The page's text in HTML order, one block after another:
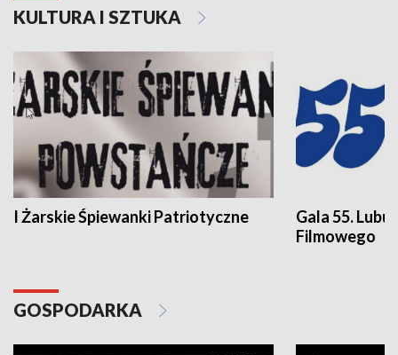
KULTURA I SZTUKA
I Żarskie Śpiewanki Patriotyczne
Gala 55.
Filmowego
GOSPODARKA